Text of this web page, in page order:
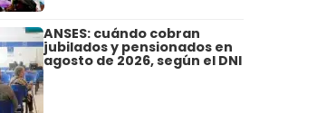
ANSES: cuándo cobran
jubilados y pensionados en
agosto de 2026, según el DNI